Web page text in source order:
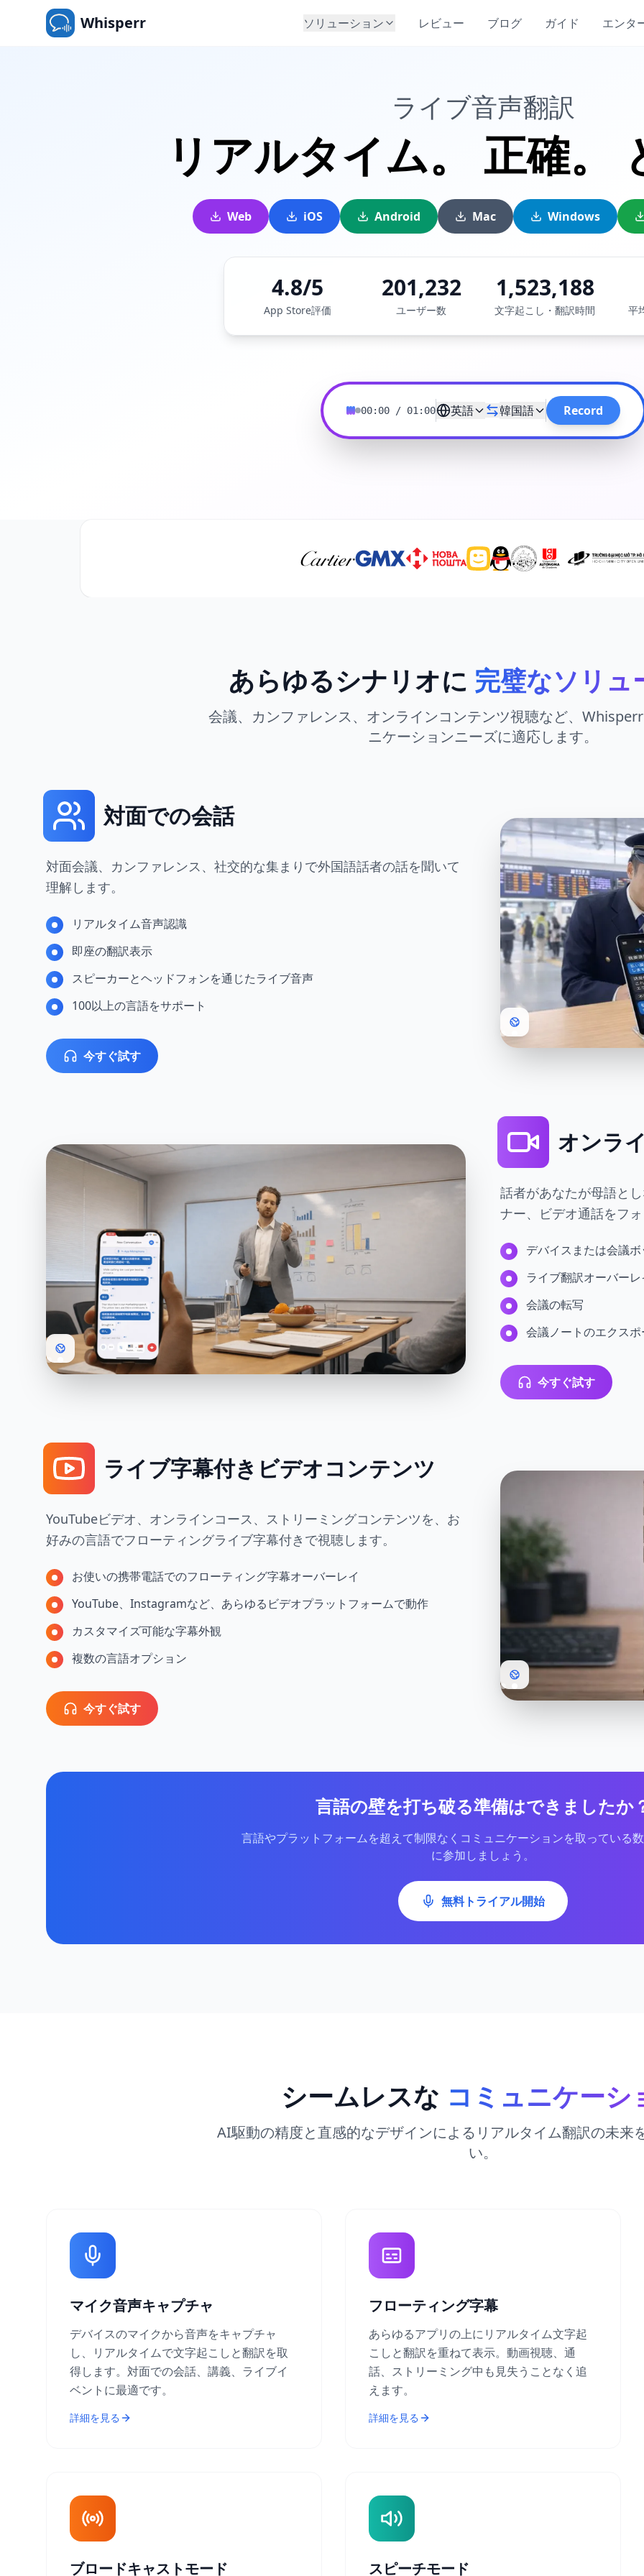
Whisperr ソリューション レビュー ブログ ガイド エンタ
ライブ音声翻訳
リアルタイム。 正確。
Web iOS Android Mac Windows
4.8/5
App Store評価
201,232
ユーザー数
1,523,188
文字起こし・翻訳時間 平
00:00/ 01:00 英語 韓国語 Record
あらゆるシナリオに 完璧なソリュ
会議、カンファレンス、オンラインコンテンツ視聴など、
ニケーションニーズに適応します。
対面での会話
対面会議、カンファレンス、社交的な集まりで外国語話者の話を聞いて
理解します。
リアルタイム音声認識
即座の翻訳表示
スピーカーとヘッドフォンを通じたライブ音声
100以上の言語をサポート
今すぐ試す
オンラ
話者があなたが母語と
ナー、ビデオ通話をフ
デバイスまたは会議
ライブ翻訳オーバーレ
会議の転写
会議ノートのエクス
今すぐ試す
ライブ字幕付きビデオコンテンツ
YouTubeビデオ、オンラインコース、ストリーミングコンテンツを、お
好みの言語でフローティングライブ字幕付きで視聴します。
お使いの携帯電話でのフローティング字幕オーバーレイ
YouTube、Instagramなど、あらゆるビデオプラットフォームで動作
カスタマイズ可能な字幕外観
複数の言語オプション
今すぐ試す
言語の壁を打ち破る準備はできましたか
言語やプラットフォームを超えて制限なくコミュニケーションを取っている
に参加しましょう。
無料トライアル開始
シームレスな コミュニケーシ
AI駆動の精度と直感的なデザインによるリアルタイム翻訳の未来
い。
マイク音声キャプチャ
デバイスのマイクから音声をキャプチャ
し、リアルタイムで文字起こしと翻訳を取
得します。対面での会話、講義、ライブイ
ベントに最適です。
詳細を見る
フローティング字幕
あらゆるアプリの上にリアルタイム文字起
こしと翻訳を重ねて表示。動画視聴、通
話、ストリーミング中も見失うことなく追
えます。
詳細を見る
ブロードキャストモード スピーチモード